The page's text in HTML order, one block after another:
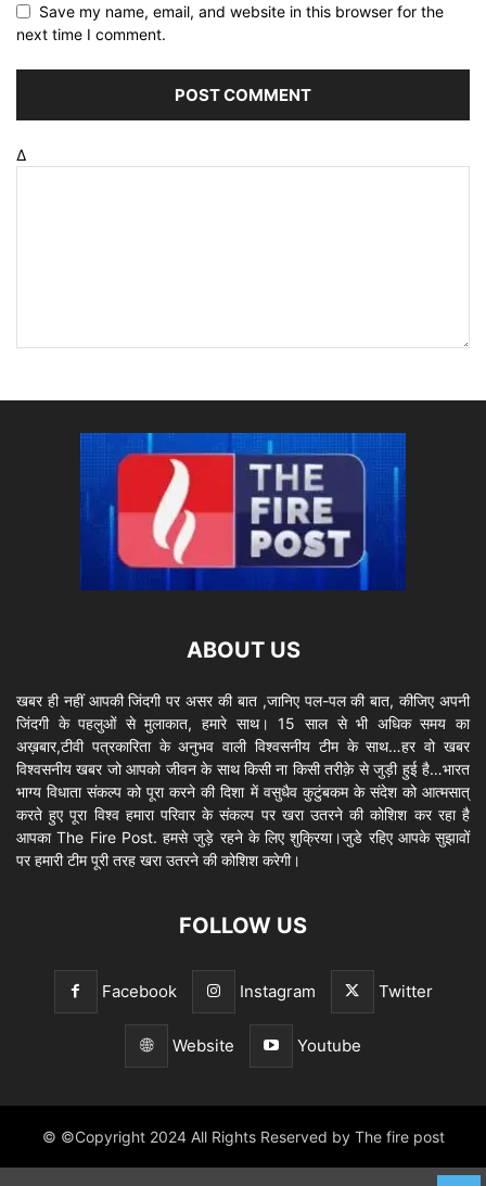
Save my name, email, and website in this browser for the
next time I comment.
Δ
ABOUT US
खबर ही नहीं आपकी जिंदगी पर असर की बात ,जानिए पल-पल की बात, कीजिए अपनी
जिंदगी के पहलुओं से मुलाकात, हमारे साथ। 15 साल से भी अधिक समय का
अख़बार,टीवी पत्रकारिता के अनुभव वाली विश्वसनीय टीम के साथ…हर वो खबर
विश्वसनीय खबर जो आपको जीवन के साथ किसी ना किसी तरीक़े से जुड़ी हुई है…भारत
भाग्य विधाता संकल्प को पूरा करने की दिशा में वसुधैव कुटुंबकम के संदेश को आत्मसात्
करते हुए पूरा विश्व हमारा परिवार के संकल्प पर खरा उतरने की कोशिश कर रहा है
आपका The Fire Post. हमसे जुड़े रहने के लिए शुक्रिया।जुडे रहिए आपके सुझावों
पर हमारी टीम पूरी तरह खरा उतरने की कोशिश करेगी।
FOLLOW US
Facebook Instagram Twitter
Website Youtube
© ©Copyright 2024 All Rights Reserved by The fire post